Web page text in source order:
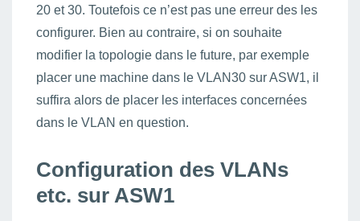
20 et 30. Toutefois ce n’est pas une erreur des les
configurer. Bien au contraire, si on souhaite
modifier la topologie dans le future, par exemple
placer une machine dans le VLAN30 sur ASW1, il
suffira alors de placer les interfaces concernées
dans le VLAN en question.
Configuration des VLANs
etc. sur ASW1